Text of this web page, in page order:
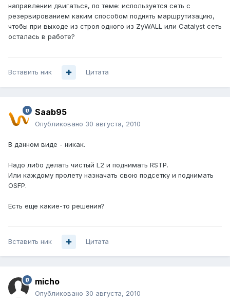
направлении двигаться, по теме: используется сеть с
резервированием каким способом поднять маршрутизацию,
чтобы при выходе из строя одного из ZyWALL или Catalyst сеть
осталась в работе?
Вставить ник Цитата
Saab95
Опубликовано 30 августа, 2010
В данном виде - никак.
Надо либо делать чистый L2 и поднимать RSTP.
Или каждому пролету назначать свою подсетку и поднимать
OSFP.
Есть еще какие-то решения?
Вставить ник Цитата
micho
Опубликовано 30 августа, 2010